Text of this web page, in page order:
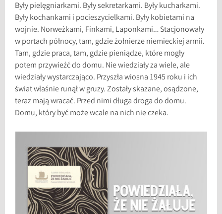
Były pielęgniarkami. Były sekretarkami. Były kucharkami.
Były kochankami i pocieszycielkami. Były kobietami na
wojnie. Norweżkami, Finkami, Laponkami… Stacjonowały
w portach północy, tam, gdzie żołnierze niemieckiej armii.
Tam, gdzie praca, tam, gdzie pieniądze, które mogły
potem przywieźć do domu. Nie wiedziały za wiele, ale
wiedziały wystarczająco. Przyszła wiosna 1945 roku i ich
świat właśnie runął w gruzy. Zostały skazane, osądzone,
teraz mają wracać. Przed nimi długa droga do domu.
Domu, który być może wcale na nich nie czeka.